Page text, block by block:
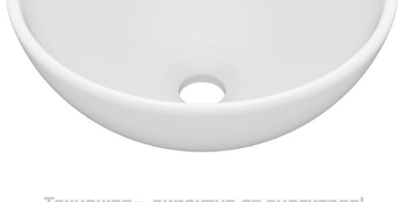
Сподели Tweet